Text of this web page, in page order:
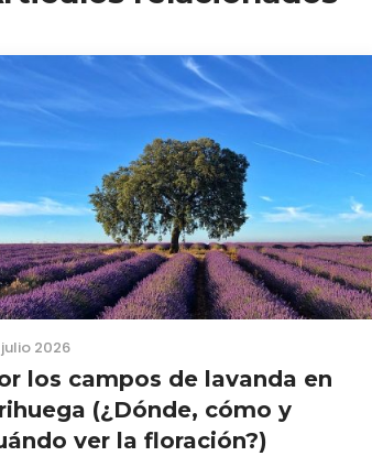
2026
los campos de lavanda en
(¿Dónde, cómo y
ver la floración?)